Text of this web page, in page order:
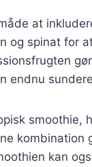
at
og spinat for
endnu
smoothie,
kombination
kan